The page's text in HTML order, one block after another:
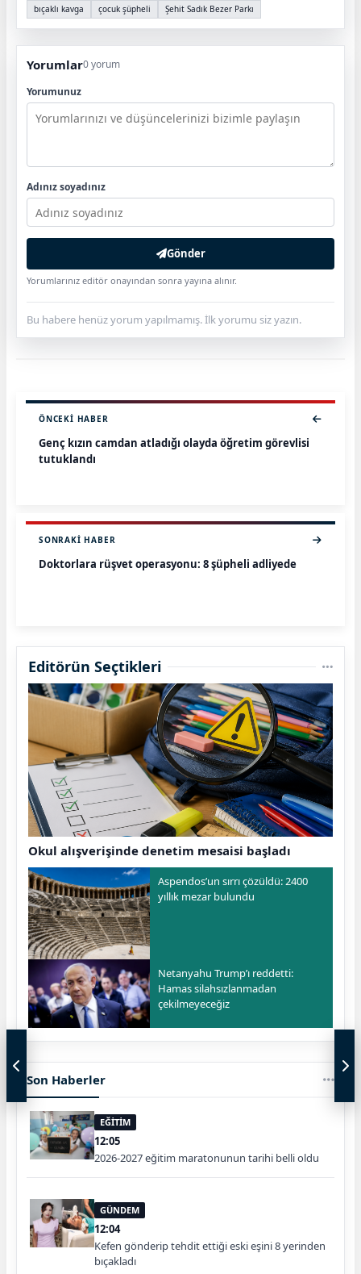
bıçaklı kavga
çocuk şüpheli Şehit Sadık Bezer Parkı
Yorumlar0 yorum
Yorumunuz
Adınız soyadınız
Gönder
Yorumlarınız editör onayından sonra yayına alınır.
Bu habere henüz yorum yapılmamış. İlk yorumu siz yazın.
ÖNCEKI HABER
Genç kızın camdan atladığı olayda öğretim görevlisi
tutuklandı
SONRAKI HABER
Doktorlara rüşvet operasyonu: 8 şüpheli adliyede
Editörün Seçtikleri
Okul alışverişinde denetim mesaisi başladı
Aspendos’un sırrı çözüldü: 2400
yıllık mezar bulundu
Netanyahu Trump’ı reddetti:
Hamas silahsızlanmadan
çekilmeyeceğiz
Son Haberler
EĞİTİM
12:05
2026-2027 eğitim maratonunun tarihi belli oldu
GÜNDEM
12:04
Kefen gönderip tehdit ettiği eski eşini 8 yerinden
bıçakladı